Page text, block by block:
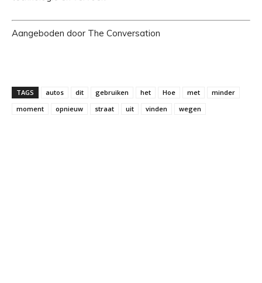
Aangeboden door The Conversation
TAGS autos dit gebruiken het Hoe met
minder
moment
opnieuw straat uit vinden wegen